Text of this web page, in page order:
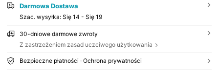
Darmowa Dostawa
Szac. wysyłka: Się 14 - Się 19
30-dniowe darmowe zwroty
Z zastrzeżeniem zasad uczciwego użytkowania
Bezpieczne płatności · Ochrona prywatności